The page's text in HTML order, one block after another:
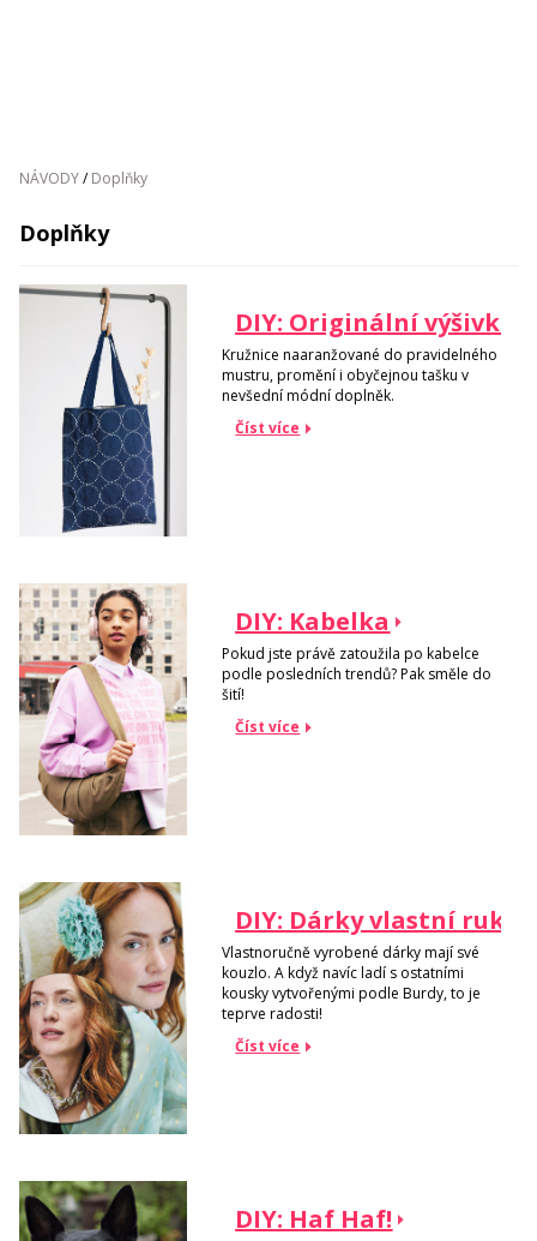
NÁVODY/ Doplňky
Doplňky
DIY: Originální výšivka
Kružnice naaranžované do pravidelného
mustru, promění i obyčejnou tašku v
nevšední módní doplněk.
Číst více
DIY: Kabelka
Pokud jste právě zatoužila po kabelce
podle posledních trendů? Pak směle do
šití!
Číst více
DIY: Dárky vlastní rukou
Vlastnoručně vyrobené dárky mají své
kouzlo. A když navíc ladí s ostatními
kousky vytvořenými podle Burdy, to je
teprve radosti!
Číst více
DIY: Haf Haf!